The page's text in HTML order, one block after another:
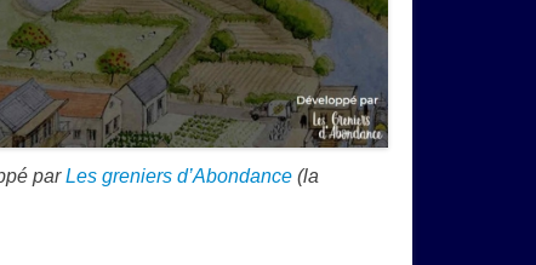
parLes greniers d’Abondance (la